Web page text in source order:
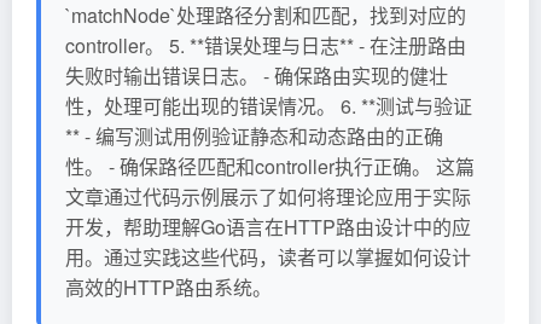
`matchNode`处理路径分割和匹配，找到对应的
controller。 5. **错误处理与日志** - 在注册路由
失败时输出错误日志。 - 确保路由实现的健壮
性，处理可能出现的错误情况。 6. **测试与验证
** - 编写测试用例验证静态和动态路由的正确
性。 - 确保路径匹配和controller执行正确。 这篇
文章通过代码示例展示了如何将理论应用于实际
开发，帮助理解Go语言在HTTP路由设计中的应
用。通过实践这些代码，读者可以掌握如何设计
高效的HTTP路由系统。